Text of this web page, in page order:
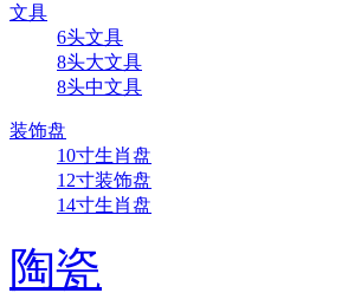
文具
6头文具
8头大文具
8头中文具
装饰盘
10寸生肖盘
12寸装饰盘
14寸生肖盘
陶瓷